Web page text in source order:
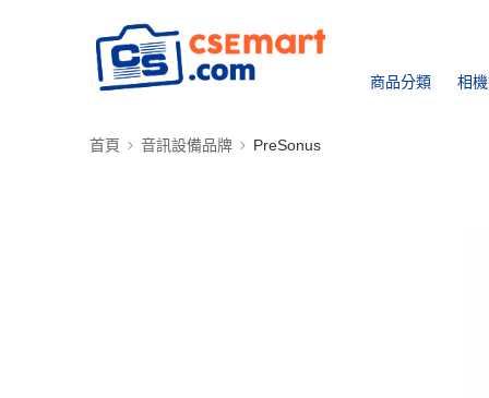
商品分類 相
首頁 音訊設備品牌 PreSonus